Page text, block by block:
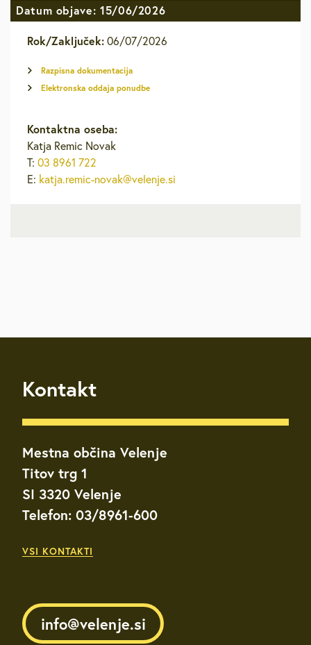
Datum objave: 15/06/2026
Rok/Zaključek: 06/07/2026
Razpisna dokumentacija
Elektronska oddaja ponudbe
Kontaktna oseba:
Katja Remic Novak
T: 03 8961 722
E: katja.remic-novak@velenje.si
Kontakt
Mestna občina Velenje
Titov trg 1
SI 3320 Velenje
Telefon: 03/8961-600
VSI KONTAKTI
info@velenje.si